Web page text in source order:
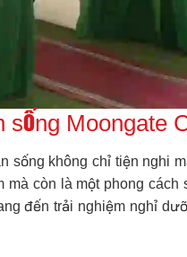
sống Moongate
sống không chỉ tiện nghi
mà còn là một phong cách
đến trải nghiệm nghỉ